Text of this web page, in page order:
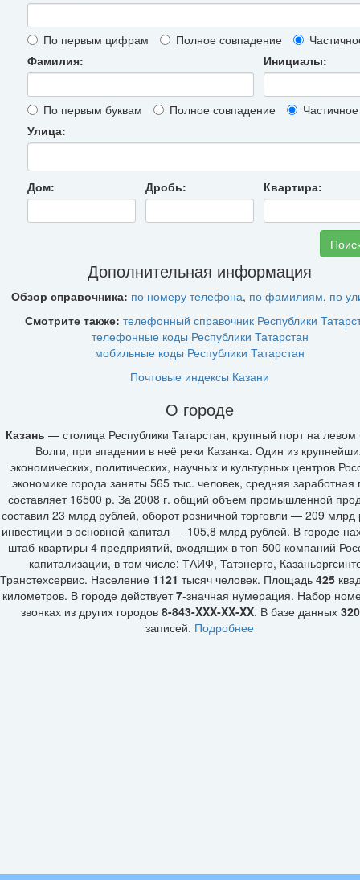
По первым цифрам Полное совпадение
Фамилия:
Инициалы:
По первым буквам Полное совпадение
Частичное
Улица:
Дом: Дробь: Квартира:
Дополнительная информация
Обзор справочника: по номеру телефона, по фамилиям, по
Смотрите также: телефонный справочник Республики
телефонные коды Республики Татарстан
мобильные коды Республики Татарстан
Почтовые индексы Казани
О городе
Казань — столица Республики Татарстан, крупный порт на левом
Волги, при впадении в неё реки Казанка. Один из
экономических, политических, научных и культурных центров
экономике города заняты 565 тыс. человек, средняя заработная
составляет 16500 р. За 2008 г. общий объем промышленной
составил 23 млрд рублей, оборот розничной торговли — 209 млрд
инвестиции в основной капитал — 105,8 млрд рублей. В городе
штаб-квартиры 4 предприятий, входящих в топ-500 компаний
капитализации, в том числе: ТАИФ, Татэнерго,
Транстехсервис. Население 1121 тысяч человек. Площадь 425
километров. В городе действует7-значная нумерация. Набор
звонках из других городов 8-843-XXX-XX-XX. В базе данных
записей. Подробнее